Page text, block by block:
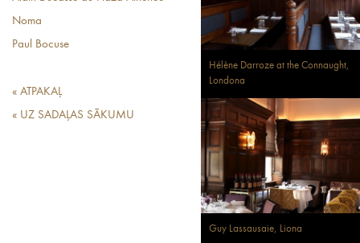
Noma
Paul Bocuse
« ATPAKAĻ
« UZ SADAĻAS SĀKUMU
Hélène Darroze at the Connaught,
Londona
Guy Lassausaie, Liona